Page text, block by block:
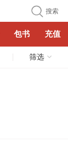
搜索
包书 充值
筛选